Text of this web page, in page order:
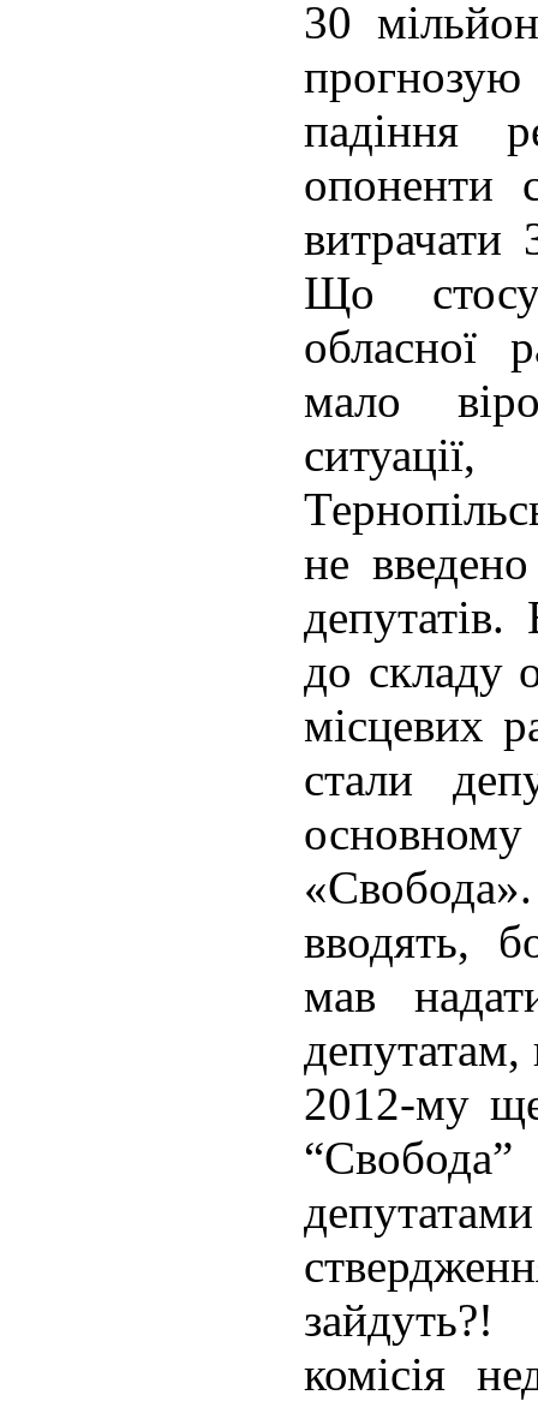
30
падіння
опоненти
витрачати
Що
обласної
мало
не
до складу
місцевих
стали
вводять,
мав
депутатам,
2012-му ще
зайдуть?!
комісія